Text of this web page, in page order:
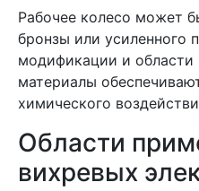
Рабочее колесо может
бронзы или усиленного
модификации и области
материалы
химического
Области
вихревых